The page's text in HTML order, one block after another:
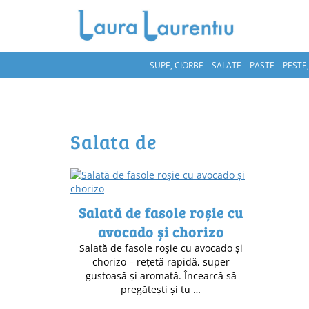
SUPE, CIORBE SALATE PASTE
salata de
Salată de fasole roșie cu
avocado și chorizo
Salată de fasole roșie cu avocado și
chorizo – rețetă rapidă, super
gustoasă și aromată. Încearcă să
pregătești și tu …